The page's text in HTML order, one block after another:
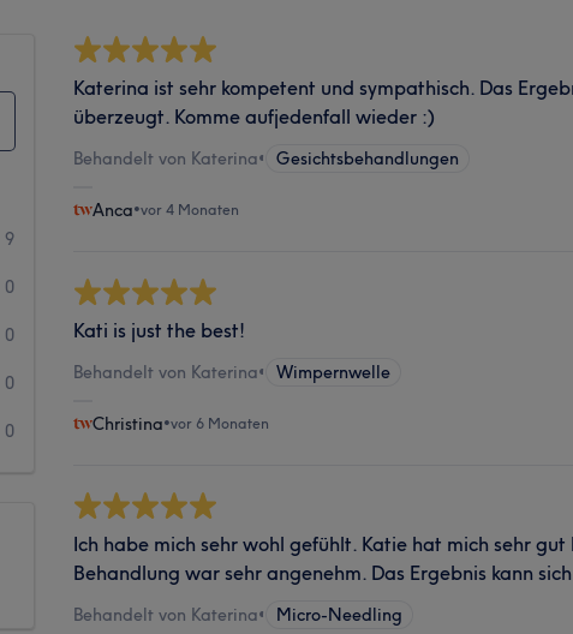
9
0
0
0
0
Katerina ist sehr kompetent und sympathisch. Das
überzeugt. Komme aufjedenfall wieder :)
Behandelt von Katerina• Gesichtsbehandlungen
Anca•vor 4 Monaten
Kati is just the best!
Behandelt von Katerina• Wimpernwelle
Christina•vor 6 Monaten
Ich habe mich sehr wohl gefühlt. Katie hat mich sehr
Behandlung war sehr angenehm. Das Ergebnis kann
Behandelt von Katerina• Micro-Needling